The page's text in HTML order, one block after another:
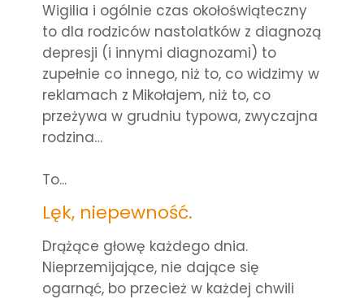
Wigilia i ogólnie czas okołoświąteczny
to dla rodziców nastolatków z diagnozą
depresji (i innymi diagnozami) to
zupełnie co innego, niż to, co widzimy w
reklamach z Mikołajem, niż to, co
przeżywa w grudniu typowa, zwyczajna
rodzina…
To...
Lęk, niepewność.
Drążące głowę każdego dnia.
Nieprzemijające, nie dające się
ogarnąć, bo przecież w każdej chwili